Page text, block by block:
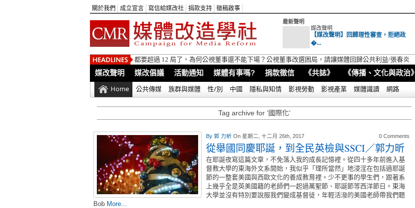
關於我們 成立宣言 寫信給媒改社 捐款支持 徵稿啟事
最新聲明
媒改聲明
【媒改聲明】回歸理性審查，拒絕政
�...
都要超過 12 局了，為何公視董事還不能下場？公視董事改選困局，請讓媒體回歸公共利益/張春炎
媒改聲明 媒改倡議 活動通知 媒體有事嗎? 捐款徵信 《共誌》 《傳播、文化與政治》
Home 公共傳媒 族群與媒體 性/別 中國 隱私與知情 影視勞動 影視產業 媒體識讀 網路
Tag archive for ‘國際化’
By 郭 力昕 On 星期二, 十二月 26th, 2017 0 Comments
從舉國同慶耶誕，到全民英檢與SSCI／郭力昕
在耶誕夜寫這篇文章，不免落入我的成長記憶裡。從四十多年前進入基
督教大學的東海外文系開始，我似乎「理所當然」地浸淫在包括過耶誕
節的一整套美國與西歐文化的養成教育裡。少不更事的學生們，跟著系
上幾乎全是英美國籍的老師們一起過萬聖節、耶誕節等西洋節日。東海
大學並沒有特別要說服我們變成基督徒，年輕活潑的美國老師帶我們聽
Bob More...